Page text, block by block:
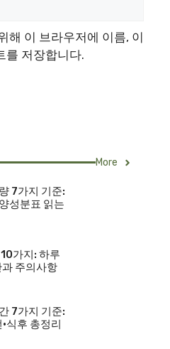
해 이 브라우저에 이름, 이
를 저장합니다.
More
7가지 기준:
성분표 읽는
가지: 하루
주의사항
7가지 기준:
식후 총정리